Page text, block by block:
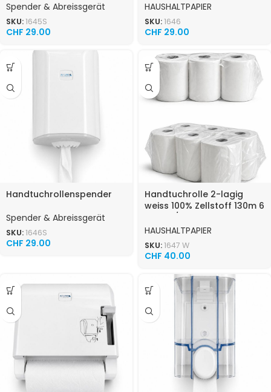
Spender & Abreissgerät
SKU:1645S
CHF 29.00
HAUSHALTPAPIER
SKU:1646
CHF 29.00
Handtuchrollenspender
Spender & Abreissgerät
SKU:1646S
CHF 29.00
Handtuchrolle 2-lagig
weiss 100% Zellstoff 130m 6
HAUSHALTPAPIER
SKU:1647 W
CHF 40.00